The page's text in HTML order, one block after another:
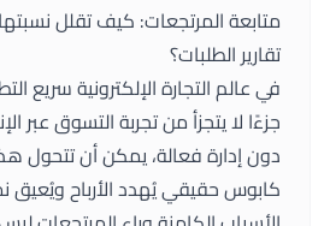
متابعة المرتجعات: كيف تقلل
تقارير الطلبات؟
في عالم التجارة الإلكترونية سريع
جزءًا لا يتجزأ من تجربة التسوق عبر
دون إدارة فعالة، يمكن أن تتحول
كابوس حقيقي يُهدد الأرباح ويُعيق